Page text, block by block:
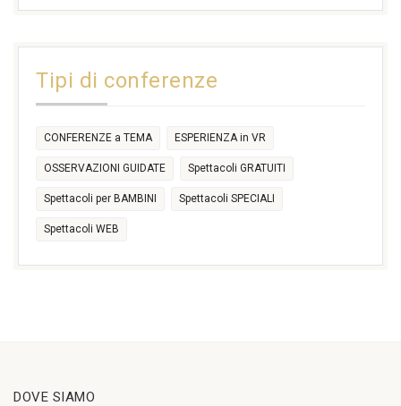
17:30
Tipi di conferenze
CONFERENZE a TEMA ESPERIENZA in VR
OSSERVAZIONI GUIDATE Spettacoli GRATUITI
Spettacoli per BAMBINI Spettacoli SPECIALI
Spettacoli WEB
DOVE SIAMO